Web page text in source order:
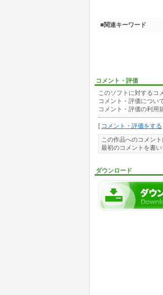
コメント・評価
このソフトに対するコ
コメント・評価につい
コメント・評価の利用
[ コメント・評価をする
この作品へのコメン
最初のコメントを書
ダウンロード
■関連キーワード